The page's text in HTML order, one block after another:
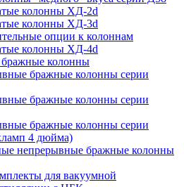
колонны ХД-2d
колонны ХД-3d
опции к колоннам
колонны ХД-4d
колонны
бражные колонны серии
бражные колонны серии
бражные колонны серии
4 дюйма)
непрерывные бражные колонны
для вакуумной